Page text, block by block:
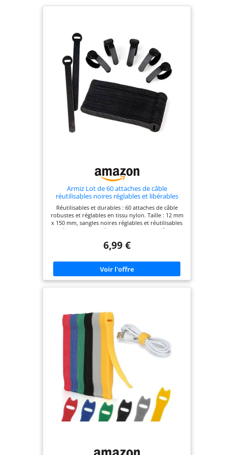
Armiz Lot de 60 attaches de câble
réutilisables noires réglables et libérables
pour la gestion des câbles de PC, les cordons
d'organisation, la télévision, le bureau
Réutilisables et durables : 60 attaches de câble
robustes et réglables en tissu nylon. Taille : 12 mm
x 150 mm, sangles noires réglables et réutilisables
Réglable et facile à enlever : ces range-câbles
autour des fils avec une excellente force de liaison,
grands Résistant aux intempéries : nos
organiseurs de câbles sont largement utilisés pour
organiser les câbles, les fils et les cordons à
l'intérieur et à l'extérieur, mieux que les attaches
organiser les câbles que les attaches de câble
traditionnelles et vous n'avez pas besoin de les
couper. Le câble s'ouvre et se ferme facilement et
rapidement, il suffit de le dénouer et de le
réutiliser Nombreuses utilisations : nos attaches
de câble robustes sont idéales pour ranger les
câbles de PC, TV et gadgets, poteaux de tente, sacs
à dos, tiges de plantes, bâtons de glace et autres
travaux manuels
6,99 €